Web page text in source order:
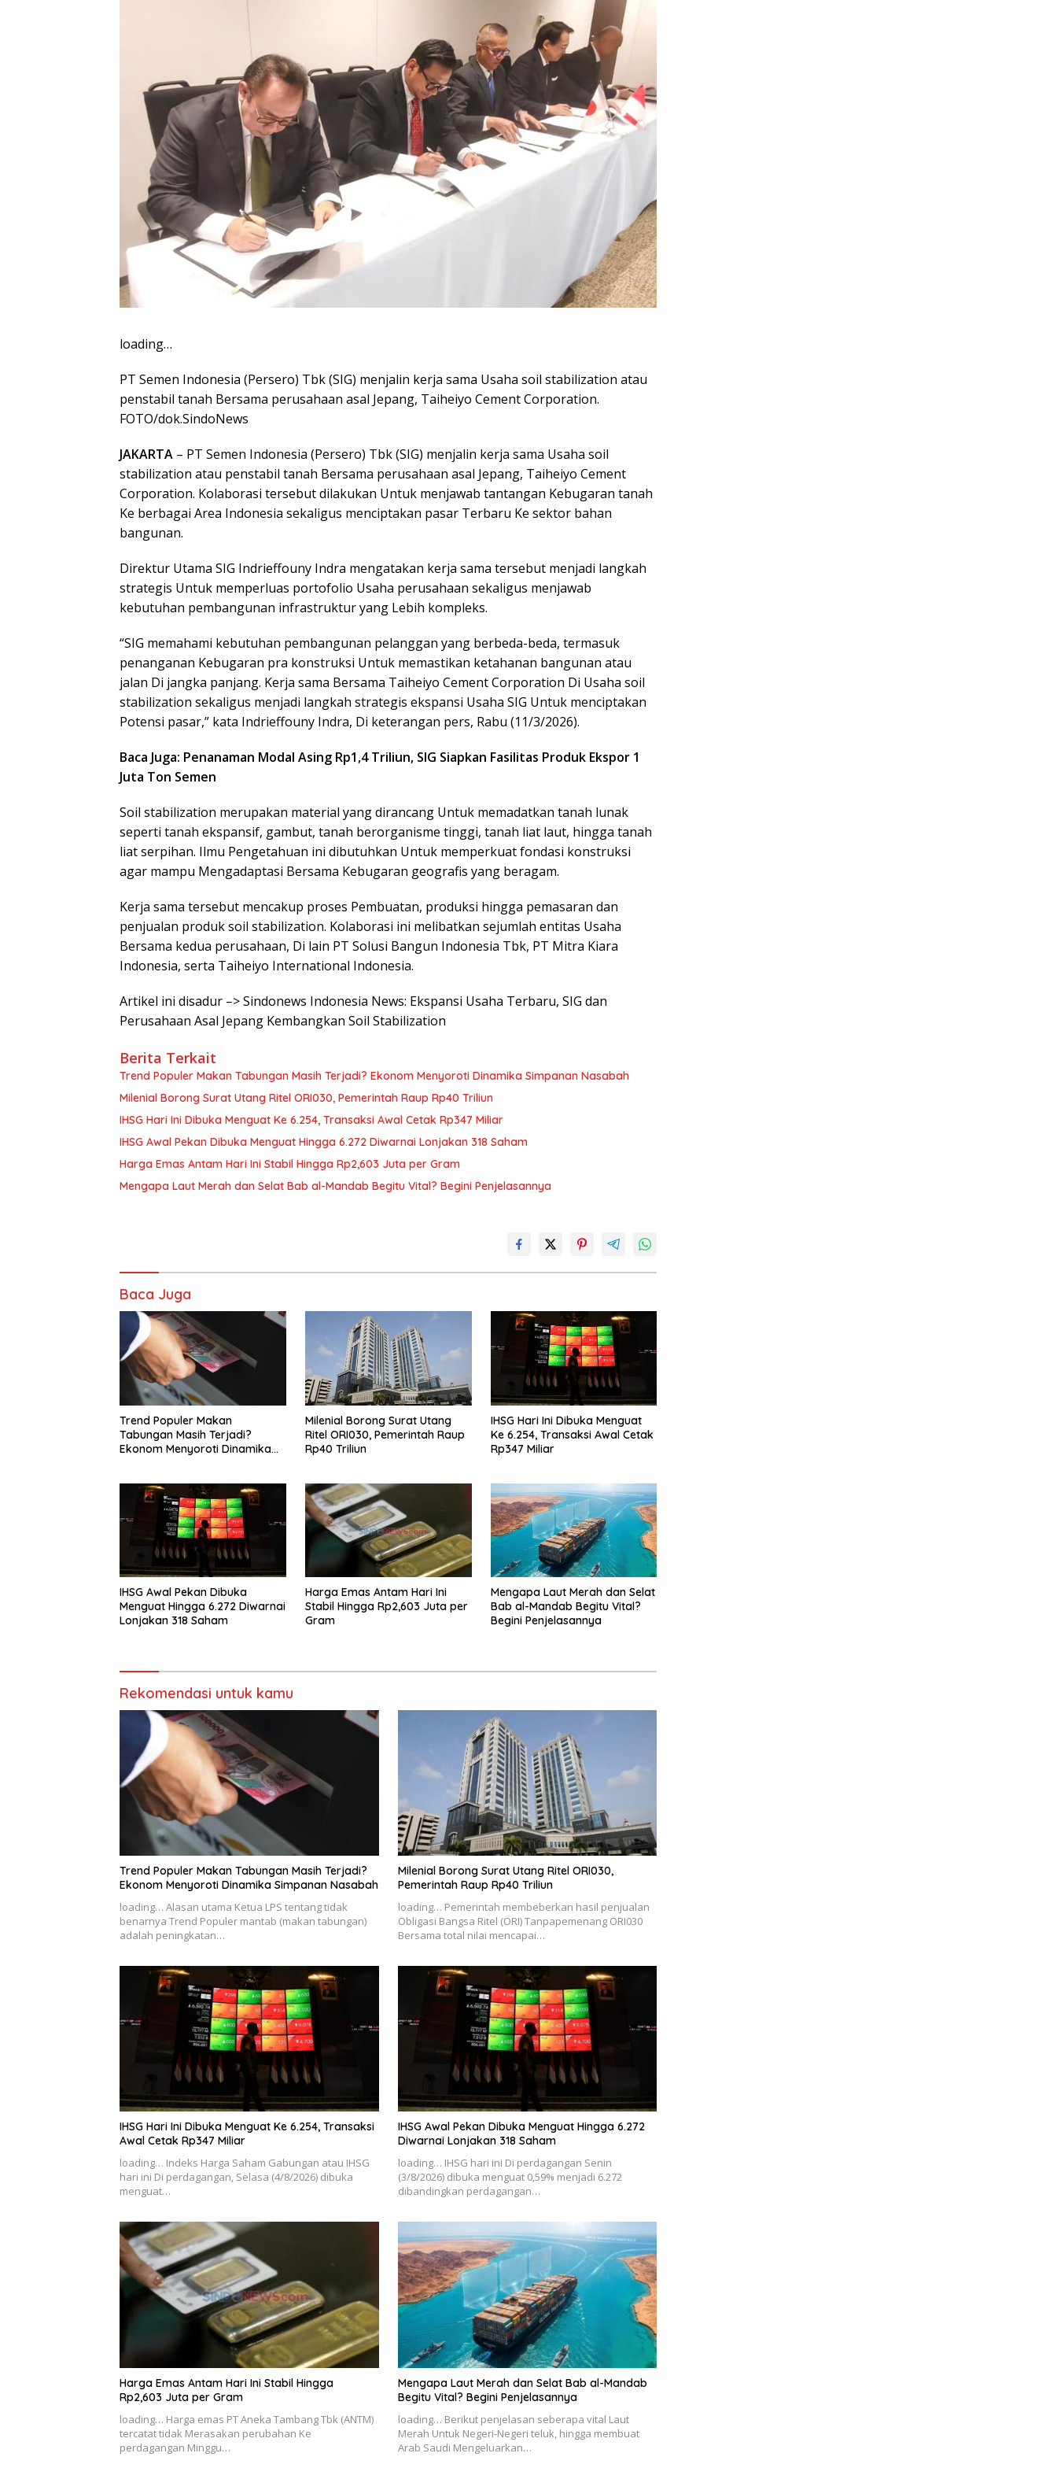
loading…
PT Semen Indonesia (Persero) Tbk (SIG) menjalin kerja sama Usaha soil stabilization atau
penstabil tanah Bersama perusahaan asal Jepang, Taiheiyo Cement Corporation.
FOTO/dok.SindoNews
JAKARTA – PT Semen Indonesia (Persero) Tbk (SIG) menjalin kerja sama Usaha soil
stabilization atau penstabil tanah Bersama perusahaan asal Jepang, Taiheiyo Cement
Corporation. Kolaborasi tersebut dilakukan Untuk menjawab tantangan Kebugaran tanah
Ke berbagai Area Indonesia sekaligus menciptakan pasar Terbaru Ke sektor bahan
bangunan.
Direktur Utama SIG Indrieffouny Indra mengatakan kerja sama tersebut menjadi langkah
strategis Untuk memperluas portofolio Usaha perusahaan sekaligus menjawab
kebutuhan pembangunan infrastruktur yang Lebih kompleks.
“SIG memahami kebutuhan pembangunan pelanggan yang berbeda-beda, termasuk
penanganan Kebugaran pra konstruksi Untuk memastikan ketahanan bangunan atau
jalan Di jangka panjang. Kerja sama Bersama Taiheiyo Cement Corporation Di Usaha soil
stabilization sekaligus menjadi langkah strategis ekspansi Usaha SIG Untuk menciptakan
Potensi pasar,” kata Indrieffouny Indra, Di keterangan pers, Rabu (11/3/2026).
Baca Juga: Penanaman Modal Asing Rp1,4 Triliun, SIG Siapkan Fasilitas Produk Ekspor 1
Juta Ton Semen
Soil stabilization merupakan material yang dirancang Untuk memadatkan tanah lunak
seperti tanah ekspansif, gambut, tanah berorganisme tinggi, tanah liat laut, hingga tanah
liat serpihan. Ilmu Pengetahuan ini dibutuhkan Untuk memperkuat fondasi konstruksi
agar mampu Mengadaptasi Bersama Kebugaran geografis yang beragam.
Kerja sama tersebut mencakup proses Pembuatan, produksi hingga pemasaran dan
penjualan produk soil stabilization. Kolaborasi ini melibatkan sejumlah entitas Usaha
Bersama kedua perusahaan, Di lain PT Solusi Bangun Indonesia Tbk, PT Mitra Kiara
Indonesia, serta Taiheiyo International Indonesia.
Artikel ini disadur –> Sindonews Indonesia News: Ekspansi Usaha Terbaru, SIG dan
Perusahaan Asal Jepang Kembangkan Soil Stabilization
Berita Terkait
Trend Populer Makan Tabungan Masih Terjadi? Ekonom Menyoroti Dinamika Simpanan Nasabah
Milenial Borong Surat Utang Ritel ORI030, Pemerintah Raup Rp40 Triliun
IHSG Hari Ini Dibuka Menguat Ke 6.254, Transaksi Awal Cetak Rp347 Miliar
IHSG Awal Pekan Dibuka Menguat Hingga 6.272 Diwarnai Lonjakan 318 Saham
Harga Emas Antam Hari Ini Stabil Hingga Rp2,603 Juta per Gram
Mengapa Laut Merah dan Selat Bab al-Mandab Begitu Vital? Begini Penjelasannya
Baca Juga
Trend Populer Makan
Tabungan Masih Terjadi?
Ekonom Menyoroti Dinamika
Milenial Borong Surat Utang
Ritel ORI030, Pemerintah Raup
Rp40 Triliun
IHSG Hari Ini Dibuka Menguat
Ke 6.254, Transaksi Awal Cetak
Rp347 Miliar
IHSG Awal Pekan Dibuka
Menguat Hingga 6.272 Diwarnai
Lonjakan 318 Saham
Harga Emas Antam Hari Ini
Stabil Hingga Rp2,603 Juta per
Gram
Mengapa Laut Merah dan Selat
Bab al-Mandab Begitu Vital?
Begini Penjelasannya
Rekomendasi untuk kamu
Trend Populer Makan Tabungan Masih Terjadi?
Ekonom Menyoroti Dinamika Simpanan Nasabah
loading… Alasan utama Ketua LPS tentang tidak
benarnya Trend Populer mantab (makan tabungan)
adalah peningkatan…
Milenial Borong Surat Utang Ritel ORI030,
Pemerintah Raup Rp40 Triliun
loading… Pemerintah membeberkan hasil penjualan
Obligasi Bangsa Ritel (ORI) Tanpapemenang ORI030
Bersama total nilai mencapai…
IHSG Hari Ini Dibuka Menguat Ke 6.254, Transaksi
Awal Cetak Rp347 Miliar
loading… Indeks Harga Saham Gabungan atau IHSG
hari ini Di perdagangan, Selasa (4/8/2026) dibuka
menguat…
IHSG Awal Pekan Dibuka Menguat Hingga 6.272
Diwarnai Lonjakan 318 Saham
loading… IHSG hari ini Di perdagangan Senin
(3/8/2026) dibuka menguat 0,59% menjadi 6.272
dibandingkan perdagangan…
Harga Emas Antam Hari Ini Stabil Hingga
Rp2,603 Juta per Gram
loading… Harga emas PT Aneka Tambang Tbk (ANTM)
tercatat tidak Merasakan perubahan Ke
perdagangan Minggu…
Mengapa Laut Merah dan Selat Bab al-Mandab
Begitu Vital? Begini Penjelasannya
loading… Berikut penjelasan seberapa vital Laut
Merah Untuk Negeri-Negeri teluk, hingga membuat
Arab Saudi Mengeluarkan…